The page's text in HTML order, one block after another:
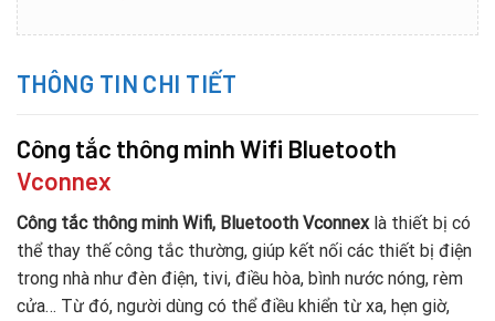
THÔNG TIN CHI TIẾT
Công tắc thông minh Wifi Bluetooth
Vconnex
Công tắc thông minh Wifi, Bluetooth Vconnexlà thiết bị có
thể thay thế công tắc thường, giúp kết nối các thiết bị điện
trong nhà như đèn điện, tivi, điều hòa, bình nước nóng, rèm
cửa… Từ đó, người dùng có thể điều khiển từ xa, hẹn giờ,